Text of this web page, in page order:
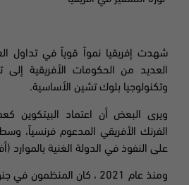
شهدت إفريقيا نمواً قوياً في تداول
العديد من الحكومات الأفريقية إلى
وتكنولوجيا بلوك تشين الأساسية.
ويرى البعض أن اعتماد البيتكوين
الفرنك الأفريقي المدعوم فرنسياً،
على النفوذ في الدولة الغنية بالموارد
ومنذ عام 2021 ، كان